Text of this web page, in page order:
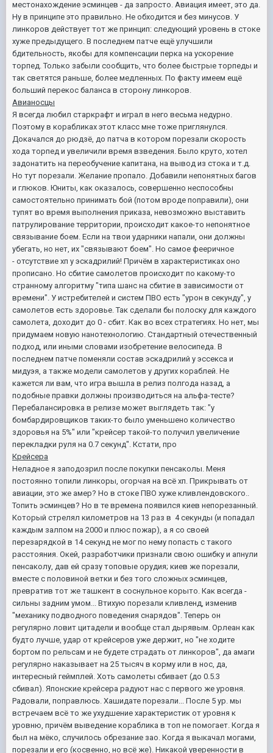
местонахождение эсминцев - да запросто. Авиация имеет, это да.
Ну в принципе это правильно. Не обходится и без минусов. У
линкоров действует тот же принцип: следующий уровень в стоке
хуже предыдущего. В последнем патче ещё улучшили
бдительность, якобы для компенсации перка на ускорение
торпед. Только забыли сообщить, что более быстрые торпеды и
так светятся раньше, более медленных. По факту имеем ещё
больший перекос баланса в сторону линкоров.
Авианосцы
Я всегда любил старкрафт и играл в него весьма недурно.
Поэтому в корабликах этот класс мне тоже приглянулся.
Докачался до рюдзё, до патча в котором порезали скорость
хода торпед и увеличили время взведения. Было круто, хотел
задонатить на переобучение капитана, на вывод из стока и т.д.
Но тут порезали. Желание пропало. Добавили непонятных багов
и глюков. Юниты, как оказалось, совершенно неспособны
самостоятельно принимать бой (потом вроде поправили), они
тупят во время выполнения приказа, невозможно выставить
патрулирование территории, происходит какое-то непонятное
связывание боем. Если на твои ударники напали, они должны
убегать, но нет, их "связывают боем". Но самое фееричное
- отсутствие хп у эскадрилий! Причём в характеристиках оно
прописано. Но сбитие самолетов происходит по какому-то
странному алгоритму "типа шанс на сбитие в зависимости от
времени". У истребителей и систем ПВО есть "урон в секунду", у
самолетов есть здоровье. Так сделали бы полоску для каждого
самолета, доходит до 0 - сбит. Как во всех стратегиях. Но нет, мы
придумаем новую нанотехнологию. Стандартный отечественный
подход, или иными словами изобретение велосипеда. В
последнем патче поменяли состав эскадрилий у эссекса и
мидуэя, а также модели самолетов у других кораблей. Не
кажется ли вам, что игра вышла в релиз полгода назад, а
подобные правки должны производиться на альфа-тесте?
Перебалансировка в релизе может выглядеть так: "у
бомбардировщиков таких-то было уменьшено количество
здоровья на 5%" или "крейсер такой-то получил увеличение
перекладки руля на 0.7 секунд". Кстати, про
Крейсера
Неладное я заподозрил после покупки пенсаколы. Меня
постоянно топили линкоры, огорчая на всё хп. Прикрывать от
авиации, это же амер? Но в стоке ПВО хуже кливлендовского..
Топить эсминцев? Но в те времена появился киев непорезанный.
Который стрелял километров на 13 раз в 4 секунды (и попадал
каждым залпом на 2000 и плюс пожар), а я со своей
перезарядкой в 14 секунд не мог по нему попасть с такого
расстояния. Окей, разработчики признали свою ошибку и апнули
пенсаколу, дав ей сразу топовые орудия; киев же порезали,
вместе с половиной ветки и без того сложных эсминцев,
превратив тот же ташкент в соснульное корыто. Как всегда -
сильны задним умом... Втихую порезали кливленд, изменив
"механику подводного поведения снарядов". Теперь он
регулярно ловит цитадели и вообще стал дырявым. Орлеан как
будто лучше, удар от крейсеров уже держит, но "не ходите
бортом по рельсам и не будете страдать от линкоров", да амаги
регулярно наказывает на 25 тысяч в корму или в нос, да,
интересный геймплей. Хоть самолеты сбивает (до 0.5.3
сбивал). Японские крейсера радуют нас с первого же уровня.
Радовали, поправлюсь. Хашидате порезали... После 5 ур. мы
встречаем всё то же ухудшение характеристик от уровня к
уровню, причём выведение кораблика в топ не помогает. Когда я
был на мёко, случилось обрезание зао. Когда я выкачал могами,
порезали и его (косвенно, но всё же). Никакой уверенности в